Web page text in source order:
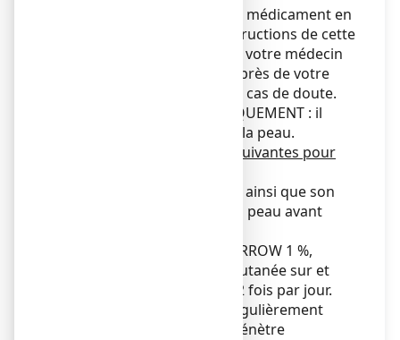
Veillez à toujours utiliser ce médicament en
suivant exactement les instructions de cette
notice ou les indications de votre médecin
ou pharmacien. Vérifiez auprès de votre
médecin ou pharmacien en cas de doute.
Pour USAGE EXTERNE UNIQUEMENT : il
s’applique directement sur la peau.
Respectez bien les étapes suivantes pour
1. Nettoyez la zone atteinte ainsi que son
contour, puis séchez bien la peau avant
2. Appliquez ECONAZOLE ARROW 1 %,
solution pour application cutanée sur et
autour de la zone atteinte 2 fois par jour.
3. Massez doucement et régulièrement
jusqu’à ce que la solution pénètre